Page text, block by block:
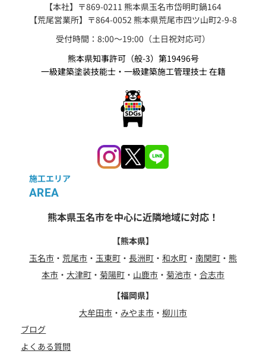
【本社】〒869-0211 熊本県玉名市岱明町鍋164
【荒尾営業所】〒864-0052 熊本県荒尾市四ツ山町2-9-8
受付時間：8:00〜19:00（土日祝対応可）
熊本県知事許可（般-3）第19496号
一級建築塗装技能士・一級建築施工管理技士 在籍
施工エリア
AREA
熊本県玉名市を中心に近隣地域に対応！
【熊本県】
玉名市 ・ 荒尾市 ・ 玉東町 ・ 長洲町 ・ 和水町 ・ 南関町 ・ 熊
本市 ・ 大津町 ・ 菊陽町 ・ 山鹿市 ・ 菊池市 ・ 合志市
【福岡県】
大牟田市 ・ みやま市 ・ 柳川市
ブログ
よくある質問